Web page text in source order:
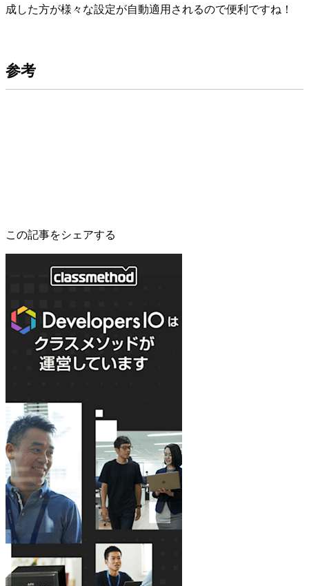
成した方が様々な設定が自動適用されるので便利ですね！
参考
この記事をシェアする